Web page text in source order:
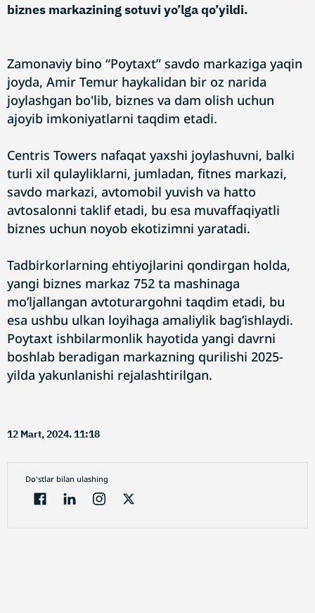
biznes markazining sotuvi yo’lga qo’yildi.
Zamonaviy bino “Poytaxt” savdo markaziga yaqin
joyda, Amir Temur haykalidan bir oz narida
joylashgan bo'lib, biznes va dam olish uchun
ajoyib imkoniyatlarni taqdim etadi.
Centris Towers nafaqat yaxshi joylashuvni, balki
turli xil qulayliklarni, jumladan, fitnes markazi,
savdo markazi, avtomobil yuvish va hatto
avtosalonni taklif etadi, bu esa muvaffaqiyatli
biznes uchun noyob ekotizimni yaratadi.
Tadbirkorlarning ehtiyojlarini qondirgan holda,
yangi biznes markaz 752 ta mashinaga
mo’ljallangan avtoturargohni taqdim etadi, bu
esa ushbu ulkan loyihaga amaliylik bag’ishlaydi.
Poytaxt ishbilarmonlik hayotida yangi davrni
boshlab beradigan markazning qurilishi 2025-
yilda yakunlanishi rejalashtirilgan.
12 Mart, 2024. 11:18
Do'stlar bilan ulashing